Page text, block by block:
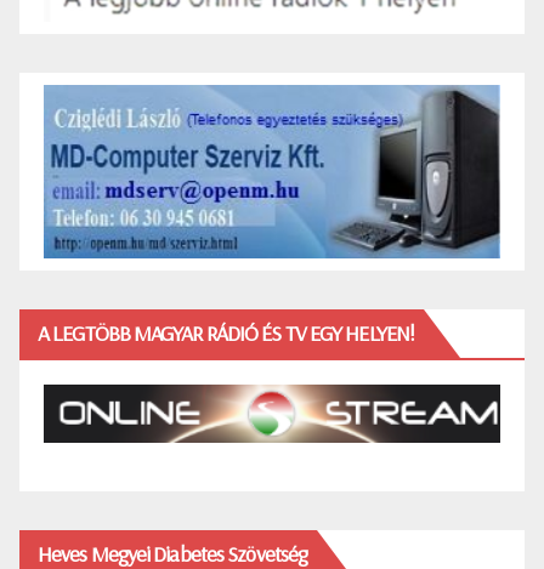
A LEGTÖBB MAGYAR RÁDIÓ ÉS TV EGY HELYEN!
Heves Megyei Diabetes Szövetség